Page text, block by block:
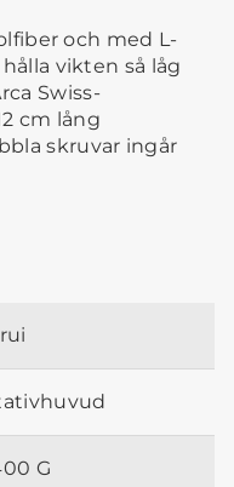
och med L-
vikten så låg
Swiss-
cm lång
skruvar ingår
G